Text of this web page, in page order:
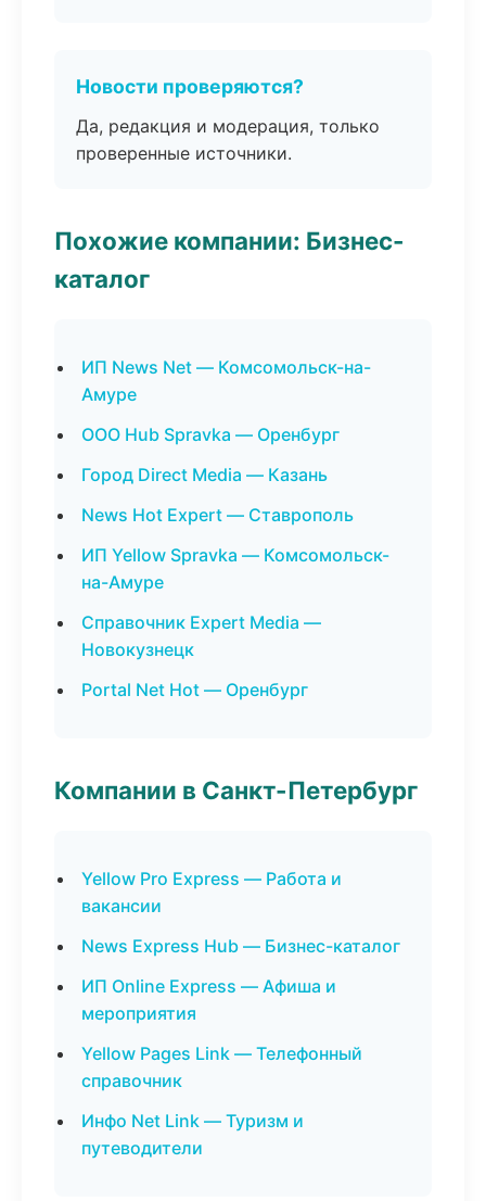
Новости проверяются?
Да, редакция и модерация, только
проверенные источники.
Похожие компании: Бизнес-
каталог
ИП News Net — Комсомольск-на-
Амуре
ООО Hub Spravka — Оренбург
Город Direct Media — Казань
News Hot Expert — Ставрополь
ИП Yellow Spravka — Комсомольск-
на-Амуре
Справочник Expert Media —
Новокузнецк
Portal Net Hot — Оренбург
Компании в Санкт-Петербург
Yellow Pro Express — Работа и
вакансии
News Express Hub — Бизнес-каталог
ИП Online Express — Афиша и
мероприятия
Yellow Pages Link — Телефонный
справочник
Инфо Net Link — Туризм и
путеводители